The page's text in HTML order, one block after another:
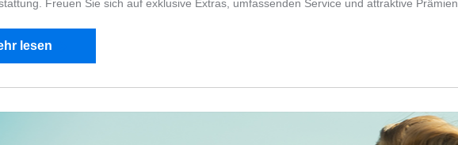
Freuen Sie sich auf exklusive Extras, umfassenden Service und attraktive Prämien
lesen